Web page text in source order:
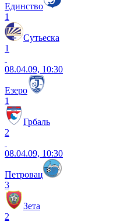
Единство
1
Сутьеска
1
08.04.09, 10:30
Езеро
1
Грбаль
2
08.04.09, 10:30
Петровац
3
Зета
2